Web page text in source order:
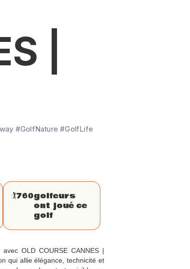
|
#GolfNature #GolfLife
🏌760golfeurs
ont joué ce
golf
OLD COURSE CANNES |
qui allie élégance, technicité et